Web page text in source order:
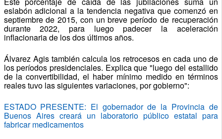
eslabón adicional a la tendencia negativa que comenzó en
septiembre de 2015, con un breve período de recuperación
durante 2022, para luego padecer la aceleración
inflacionaria de los dos últimos años.
Álvarez Agis también calcula los retrocesos en cada uno de
los períodos presidenciales. Explica que "luego del estallido
de la convertibilidad, el haber mínimo medido en términos
reales tuvo las siguientes variaciones, por gobierno":
ESTADO PRESENTE: El gobernador de la Provincia de
Buenos Aires creará un laboratorio público estatal para
fabricar medicamentos